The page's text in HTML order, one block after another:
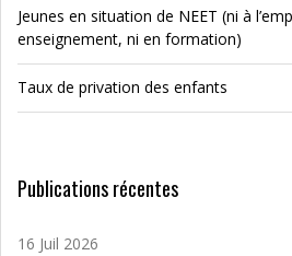
Jeunes en situation de NEET (ni à
enseignement, ni en formation)
Taux de privation des enfants
Publications récentes
16 Juil 2026